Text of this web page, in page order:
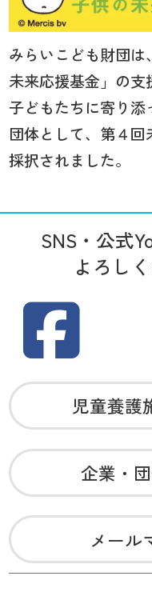
みらいこども財団
未来応援基金」の支
子どもたちに寄り添
団体として、第４
採択されました。
SNS・公式
よろし
児童養護
企業・
メール